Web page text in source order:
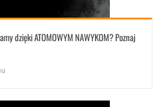
dzięki ATOMOWYM NAWYKOM? Poznaj